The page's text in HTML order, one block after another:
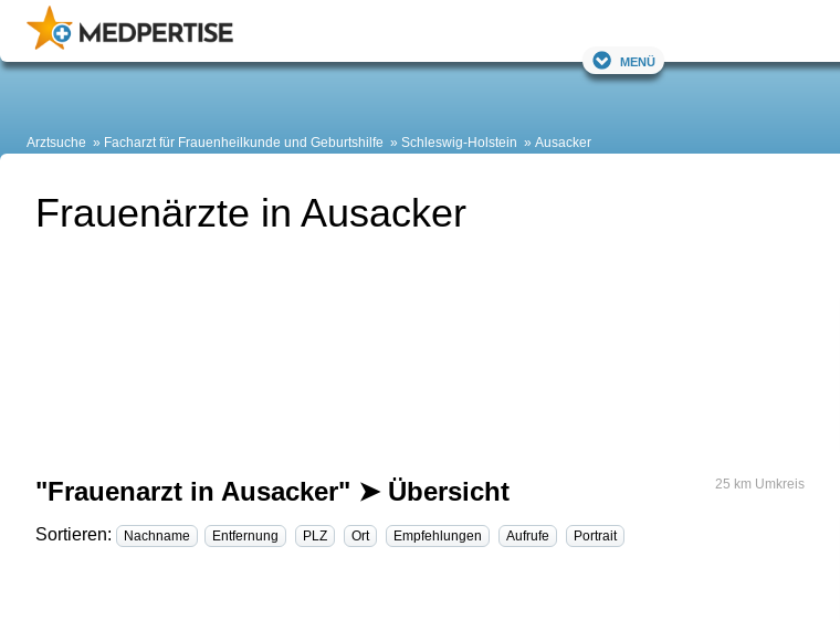
Menü
Arztsuche Facharzt für Frauenheilkunde und Geburtshilfe Schleswig-Holstein Ausacker
Frauenärzte in Ausacker
"Frauenarzt in Ausacker" ➤ Übersicht 25 km Umkreis
Sortieren: Nachname Entfernung PLZ Ort Empfehlungen Aufrufe Portrait